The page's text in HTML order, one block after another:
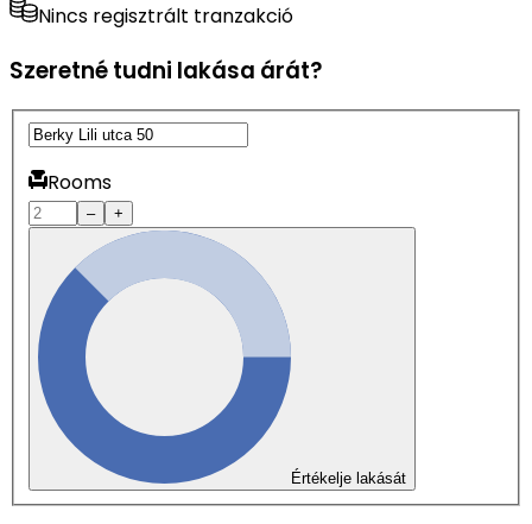
Nincs regisztrált tranzakció
Szeretné tudni lakása árát?
Rooms
– +
Értékelje lakását